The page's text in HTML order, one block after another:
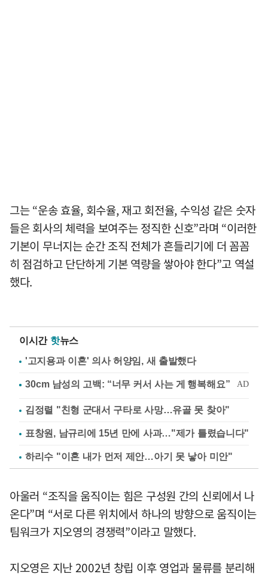
그는 “운송 효율, 회수율, 재고 회전율, 수익성 같은 숫자
들은 회사의 체력을 보여주는 정직한 신호”라며 “이러한
기본이 무너지는 순간 조직 전체가 흔들리기에 더 꼼꼼
히 점검하고 단단하게 기본 역량을 쌓아야 한다”고 역설
했다.
이시간 핫뉴스
'고지용과 이혼' 의사 허양임, 새 출발했다
김정렬 "친형 군대서 구타로 사망…유골 못 찾아"
표창원, 남규리에 15년 만에 사과…"제가 틀렸습니다"
하리수 "이혼 내가 먼저 제안…아기 못 낳아 미안"
아울러 “조직을 움직이는 힘은 구성원 간의 신뢰에서 나
온다”며 “서로 다른 위치에서 하나의 방향으로 움직이는
팀워크가 지오영의 경쟁력”이라고 말했다.
지오영은 지난 2002년 창립 이후 영업과 물류를 분리해